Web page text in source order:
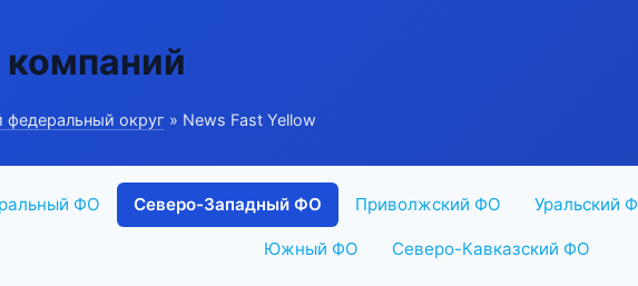
округ » News Fast Yellow
ФО Северо-Западный ФО Приволжский ФО Уральский
Южный ФО Северо-Кавказский ФО